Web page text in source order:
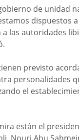
de unidad
dispuestos
las autoridades
previsto
personalidades
el
están el
Nouri Abu